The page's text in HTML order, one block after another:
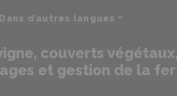
Dans d’autres langues
couverts
et gestion de la